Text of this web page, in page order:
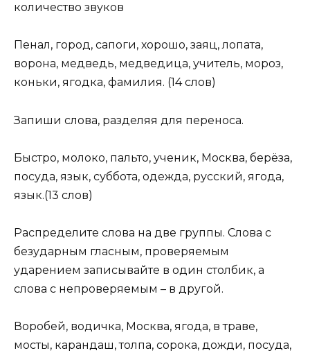
количество звуков
Пенал, город, сапоги, хорошо, заяц, лопата,
ворона, медведь, медведица, учитель, мороз,
коньки, ягодка, фамилия. (14 слов)
Запиши слова, разделяя для переноса.
Быстро, молоко, пальто, ученик, Москва, берёза,
посуда, язык, суббота, одежда, русский, ягода,
язык.(13 слов)
Распределите слова на две группы. Слова с
безударным гласным, проверяемым
ударением записывайте в один столбик, а
слова с непроверяемым – в другой.
Воробей, водичка, Москва, ягода, в траве,
мосты, карандаш, толпа, сорока, дожди, посуда,